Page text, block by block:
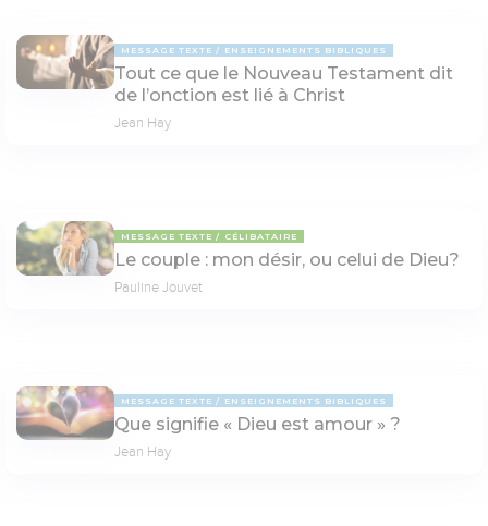
MESSAGE TEXTE ENSEIGNEMENTS BIBLIQUES
Tout ce que le Nouveau Testament dit
de l’onction est lié à Christ
Jean Hay
MESSAGE TEXTE CÉLIBATAIRE
Le couple : mon désir, ou celui de Dieu?
Pauline Jouvet
MESSAGE TEXTE ENSEIGNEMENTS BIBLIQUES
Que signifie « Dieu est amour » ?
Jean Hay